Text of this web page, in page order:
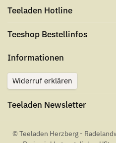
Teeladen Hotline
Teeshop Bestellinfos
Informationen
Widerruf erklären
Teeladen Newsletter
© Teeladen Herzberg -